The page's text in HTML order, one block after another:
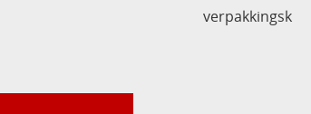
verpakkingsk